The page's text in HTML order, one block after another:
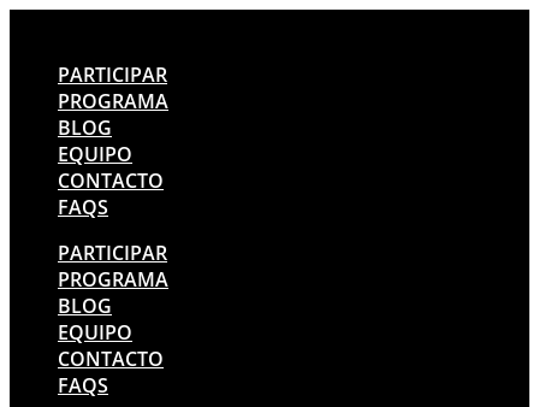
PARTICIPAR
PROGRAMA
BLOG
EQUIPO
CONTACTO
FAQS
PARTICIPAR
PROGRAMA
BLOG
EQUIPO
CONTACTO
FAQS